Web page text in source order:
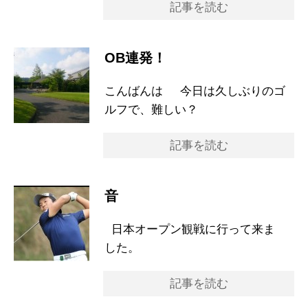
記事を読む
OB連発！
こんばんは 今日は久しぶりのゴ
ルフで、難しい？
記事を読む
音
日本オープン観戦に行って来ま
した。
記事を読む